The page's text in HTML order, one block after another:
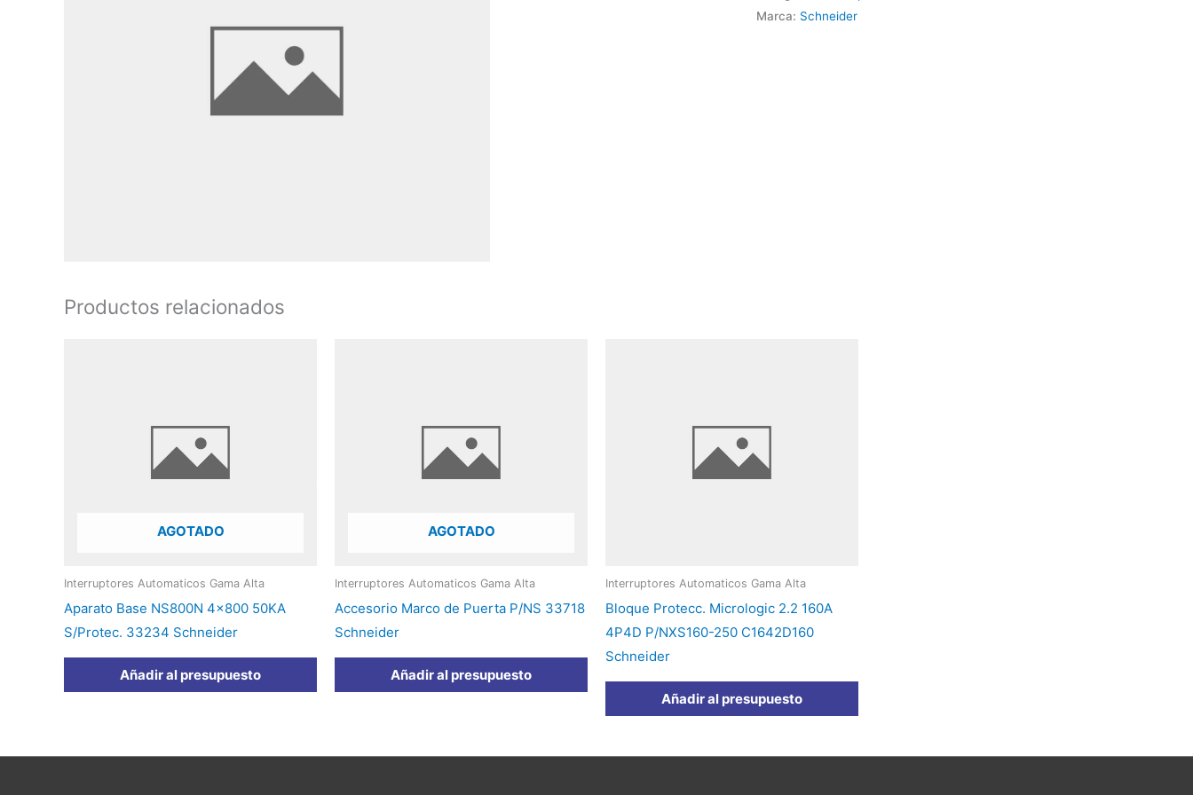
Marca: Schneider
Productos relacionados
AGOTADO
Interruptores Automaticos Gama Alta
Aparato Base NS800N 4×800 50KA
S/Protec. 33234 Schneider
Añadir al presupuesto
AGOTADO
Interruptores Automaticos Gama Alta
Accesorio Marco de Puerta P/NS 33718
Schneider
Añadir al presupuesto
Interruptores Automaticos Gama Alta
Bloque Protecc. Micrologic 2.2 160A
4P4D P/NXS160-250 C1642D160
Schneider
Añadir al presupuesto